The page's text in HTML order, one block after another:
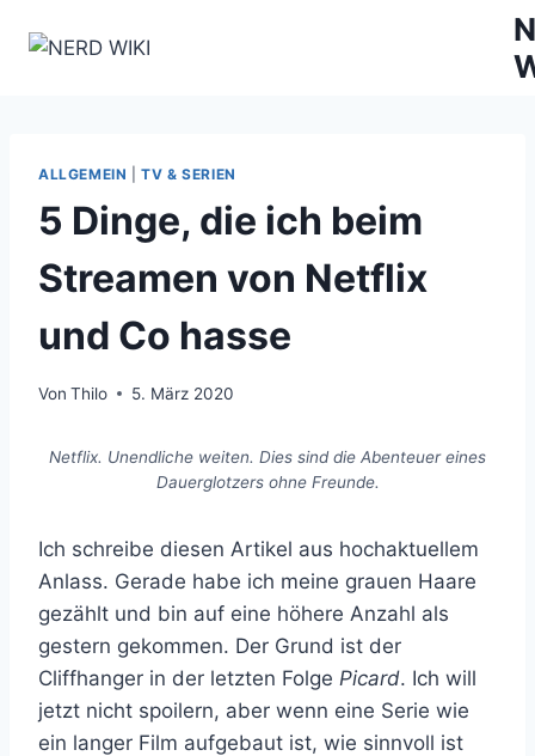
Inhalt
ALLGEMEIN |TV & SERIEN
5 Dinge, die ich beim
Streamen von Netflix
und Co hasse
Von Thilo 5. März 2020
Netflix. Unendliche weiten. Dies sind die Abenteuer eines
Dauerglotzers ohne Freunde.
Ich schreibe diesen Artikel aus hochaktuellem
Anlass. Gerade habe ich meine grauen Haare
gezählt und bin auf eine höhere Anzahl als
gestern gekommen. Der Grund ist der
Cliffhanger in der letzten Folge Picard. Ich will
jetzt nicht spoilern, aber wenn eine Serie wie
ein langer Film aufgebaut ist, wie sinnvoll ist